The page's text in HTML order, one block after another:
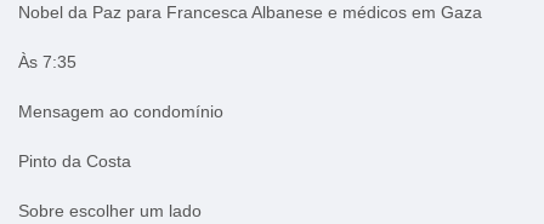
Nobel da Paz para Francesca Albanese e médicos em Gaza
Às 7:35
Mensagem ao condomínio
Pinto da Costa
Sobre escolher um lado